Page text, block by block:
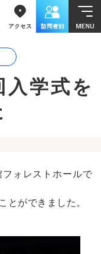
入学式を
ォレストホールで
とができました。